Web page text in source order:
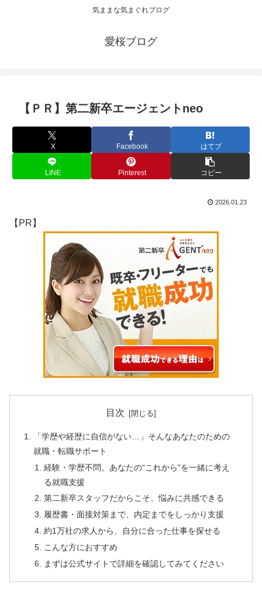
気ままな気まぐれブログ
愛桜ブログ
【ＰＲ】第二新卒エージェントneo
X Facebook はてブ
LINE Pinterest コピー
2026.01.23
【PR】
目次
「学歴や経歴に自信がない…」そんなあなたのための
就職・転職サポート
経験・学歴不問。あなたの“これから”を一緒に考え
る就職支援
第二新卒スタッフだからこそ、悩みに共感できる
履歴書・面接対策まで、内定までをしっかり支援
約1万社の求人から、自分に合った仕事を探せる
こんな方におすすめ
まずは公式サイトで詳細を確認してみてください